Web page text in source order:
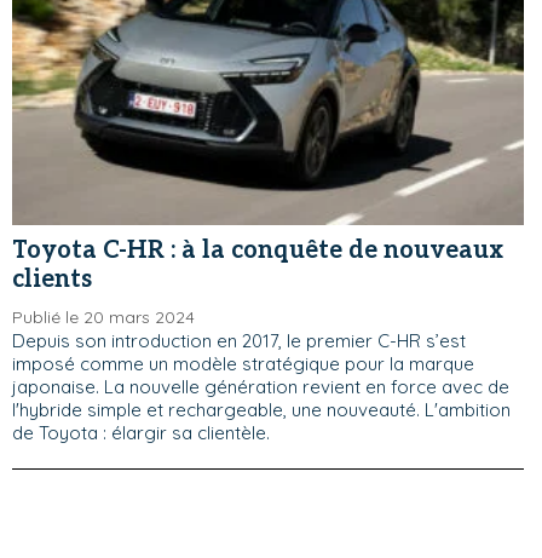
Toyota C-HR : à la conquête de nouveaux
clients
Publié le 20 mars 2024
Depuis son introduction en 2017, le premier C-HR s’est
imposé comme un modèle stratégique pour la marque
japonaise. La nouvelle génération revient en force avec de
l'hybride simple et rechargeable, une nouveauté. L'ambition
de Toyota : élargir sa clientèle.